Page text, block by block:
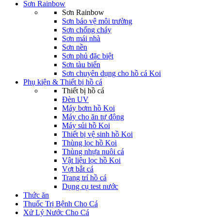
Sơn Rainbow
Sơn Rainbow
Sơn bảo vệ môi trường
Sơn chống cháy
Sơn mái nhà
Sơn nền
Sơn phủ đặc biệt
Sơn tàu biển
Sơn chuyên dụng cho hồ cá Koi
Phụ kiện & Thiết bị hồ cá
Thiết bị hồ cá
Đèn UV
Máy bơm hồ Koi
Máy cho ăn tự động
Máy sủi hồ Koi
Thiết bị vệ sinh hồ Koi
Thùng lọc hồ Koi
Thùng nhựa nuôi cá
Vật liệu lọc hồ Koi
Vợt bắt cá
Trang trí hồ cá
Dụng cụ test nước
Thức ăn
Thuốc Trị Bệnh Cho Cá
Xử Lý Nước Cho Cá